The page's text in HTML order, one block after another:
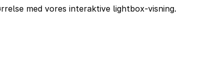
med vores interaktive lightbox-visning.